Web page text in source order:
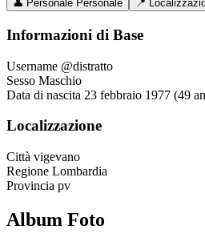
👤 Personale Personale 📍
Informazioni di Base
Username @distratto
Sesso Maschio
Data di nascita 23 febbraio 1977 (49
Localizzazione
Città vigevano
Regione Lombardia
Provincia pv
Album Foto